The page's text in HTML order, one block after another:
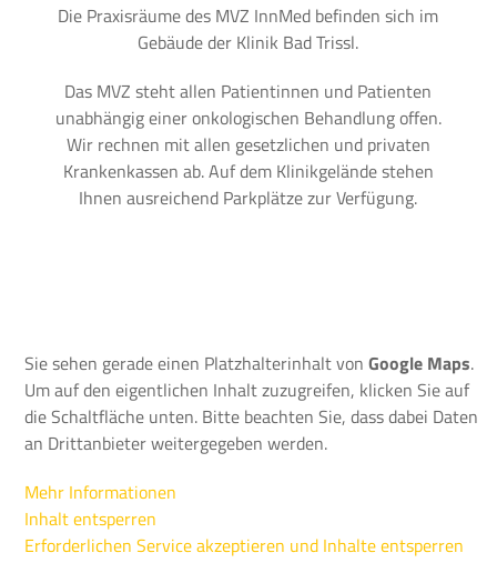
Die Praxisräume des MVZ InnMed befinden sich im
Gebäude der Klinik Bad Trissl.
Das MVZ steht allen Patientinnen und Patienten
unabhängig einer onkologischen Behandlung offen.
Wir rechnen mit allen gesetzlichen und privaten
Krankenkassen ab. Auf dem Klinikgelände stehen
Ihnen ausreichend Parkplätze zur Verfügung.
Sie sehen gerade einen Platzhalterinhalt vonGoogle Maps.
Um auf den eigentlichen Inhalt zuzugreifen, klicken Sie auf
die Schaltfläche unten. Bitte beachten Sie, dass dabei Daten
an Drittanbieter weitergegeben werden.
Mehr Informationen
Inhalt entsperren
Erforderlichen Service akzeptieren und Inhalte entsperren